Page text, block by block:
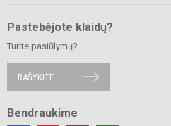
Pastebėjote klaidų?
Turite pasiūlymų?
RAŠYKITE
Bendraukime